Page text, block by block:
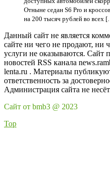
Отныне седан S6 Pro и
на 200 тысяч рублей во всех
Данный сайт не является
сайте ни чего не продают, ни
услуги не оказываются. Сайт
новостей RSS канала
lenta.ru . Материалы
ответственность за
Администрация сайта не
Сайт от bmb3 @ 2023
Top